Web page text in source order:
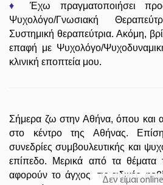
♦
Έχω πραγματοποιήσει
Ψυχολόγο/Γνωσιακή
Συστημική θεραπεύτρια. Ακόμη,
επαφή με Ψυχολόγο/
κλινική εποπτεία μου.
Σήμερα ζω στην Αθήνα, όπου και
στο κέντρο της Αθήνας.
συνεδρίες συμβουλευτικής και
επίπεδο. Μερικά από τα θέματα
αφορούν το άγχος, τις ειδικές
Δεν είμαι